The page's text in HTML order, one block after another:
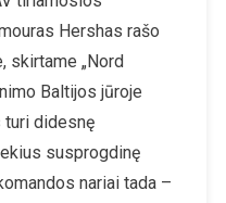
Hershas rašo
skirtame „Nord
Baltijos jūroje
turi didesnę
susprogdinę
nariai tada –